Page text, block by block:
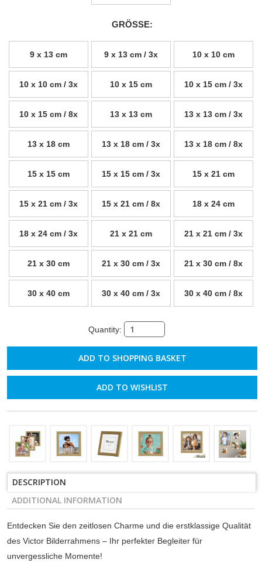
GRÖSSE:
9 x 13 cm 9 x 13 cm / 3x 10 x 10 cm
10 x 10 cm / 3x 10 x 15 cm 10 x 15 cm / 3x
10 x 15 cm / 8x 13 x 13 cm 13 x 13 cm / 3x
13 x 18 cm 13 x 18 cm / 3x 13 x 18 cm / 8x
15 x 15 cm 15 x 15 cm / 3x 15 x 21 cm
15 x 21 cm / 3x 15 x 21 cm / 8x 18 x 24 cm
18 x 24 cm / 3x 21 x 21 cm 21 x 21 cm / 3x
21 x 30 cm 21 x 30 cm / 3x 21 x 30 cm / 8x
30 x 40 cm 30 x 40 cm / 3x 30 x 40 cm / 8x
Quantity:
ADD TO WISHLIST
DESCRIPTION
ADDITIONAL INFORMATION
Entdecken Sie den zeitlosen Charme und die erstklassige Qualität
des Victor Bilderrahmens – Ihr perfekter Begleiter für
unvergessliche Momente!